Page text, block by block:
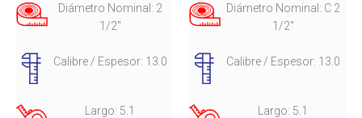
Diámetro Nominal: 2
1/2"
Calibre / Espesor: 13.0
Largo: 5.1
Diámetro Nominal: C 2
1/2"
Calibre / Espesor: 13.0
Largo: 5.1